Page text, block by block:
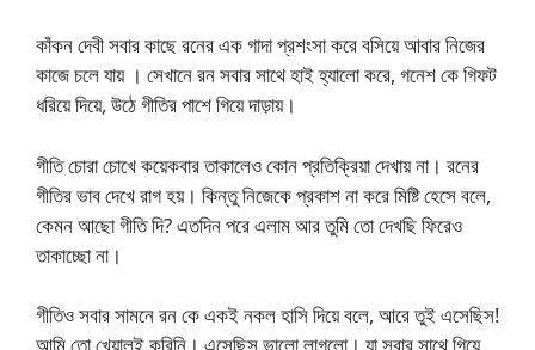
কাঁকন দেবী সবার কাছে রনের এক গাদা প্রশংসা করে বসিয়ে আবার নিজের
কাজে চলে যায় । সেখানে রন সবার সাথে হাই হ্যালো করে, গনেশ কে গিফট
ধরিয়ে দিয়ে, উঠে গীতির পাশে গিয়ে দাড়ায়।
গীতি চোরা চোখে কয়েকবার তাকালেও কোন প্রতিক্রিয়া দেখায় না। রনের
গীতির ভাব দেখে রাগ হয়। কিন্তু নিজেকে প্রকাশ না করে মিষ্টি হেসে বলে,
কেমন আছো গীতি দি? এতদিন পরে এলাম আর তুমি তো দেখছি ফিরেও
তাকাচ্ছো না।
গীতিও সবার সামনে রন কে একই নকল হাসি দিয়ে বলে, আরে তুই এসেছিস!